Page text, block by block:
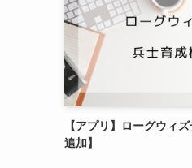
【アプリ】ローグウィ
追加】